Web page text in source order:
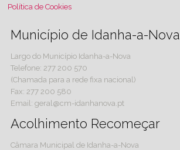
Política de Cookies
Município de Idanha-a-Nova
Largo do Município Idanha-a-Nova
Telefone: 277 200 570
(Chamada para a rede fixa nacional)
Fax: 277 200 580
Email: geral@cm-idanhanova.pt
Acolhimento Recomeçar
Câmara Municipal de Idanha-a-Nova